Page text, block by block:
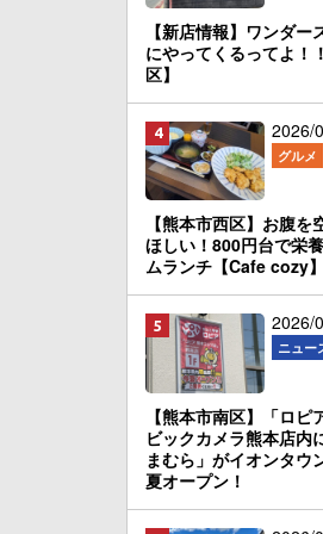
【新店情報】ワンダー
にやってくるってよ！
区】
2026/
グルメ
【熊本市西区】お腹を
ほしい！800円台で栄
ムランチ【Cafe cozy】
2026/
ニュー
【熊本市南区】「ロピ
ビックカメラ熊本店内
まむら」がイオンタウ
夏オープン！